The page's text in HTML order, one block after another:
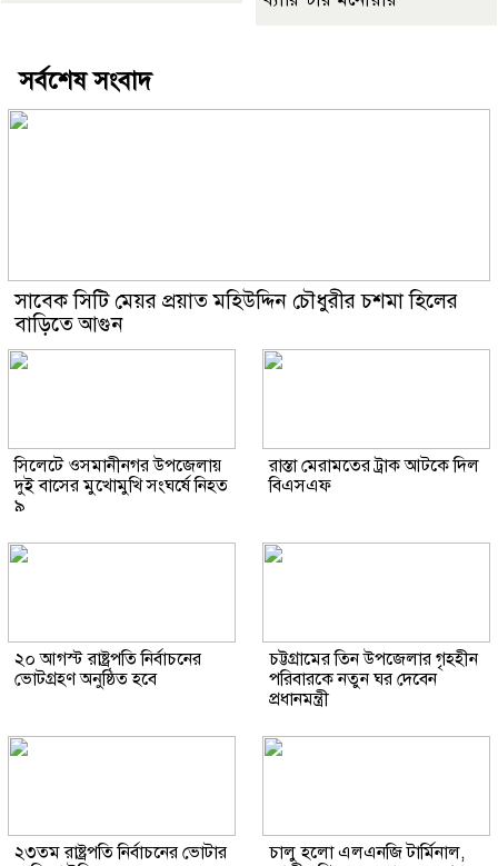
সর্বশেষ সংবাদ
সাবেক সিটি মেয়র প্রয়াত মহিউদ্দিন চৌধুরীর চশমা হিলের
বাড়িতে আগুন
সিলেটে ওসমানীনগর উপজেলায়
দুই বাসের মুখোমুখি সংঘর্ষে নিহত
৯
রাস্তা মেরামতের ট্রাক আটকে দিল
বিএসএফ
২০ আগস্ট রাষ্ট্রপতি নির্বাচনের
ভোটগ্রহণ অনুষ্ঠিত হবে
চট্টগ্রামের তিন উপজেলার গৃহহীন
পরিবারকে নতুন ঘর দেবেন
প্রধানমন্ত্রী
২৩তম রাষ্ট্রপতি নির্বাচনের ভোটার
চালু হলো এলএনজি টার্মিনাল,